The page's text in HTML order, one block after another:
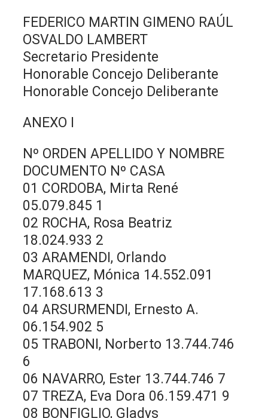
FEDERICO MARTIN GIMENO RAÚL
OSVALDO LAMBERT
Secretario Presidente
Honorable Concejo Deliberante
Honorable Concejo Deliberante
ANEXO I
Nº ORDEN APELLIDO Y NOMBRE
DOCUMENTO Nº CASA
01 CORDOBA, Mirta René
05.079.845 1
02 ROCHA, Rosa Beatriz
18.024.933 2
03 ARAMENDI, Orlando
MARQUEZ, Mónica 14.552.091
17.168.613 3
04 ARSURMENDI, Ernesto A.
06.154.902 5
05 TRABONI, Norberto 13.744.746
6
06 NAVARRO, Ester 13.744.746 7
07 TREZA, Eva Dora 06.159.471 9
08 BONFIGLIO, Gladys